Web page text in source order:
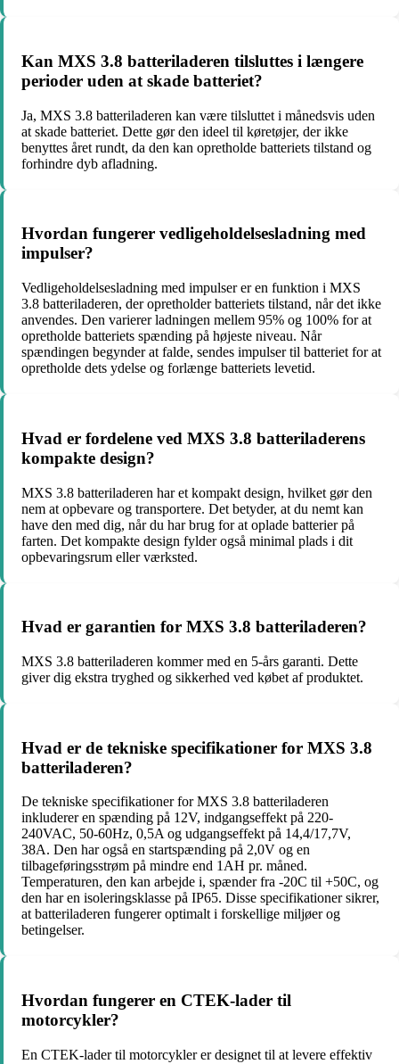
Kan MXS 3.8 batteriladeren tilsluttes i længere
perioder uden at skade batteriet?
Ja, MXS 3.8 batteriladeren kan være tilsluttet i månedsvis uden
at skade batteriet. Dette gør den ideel til køretøjer, der ikke
benyttes året rundt, da den kan opretholde batteriets tilstand og
forhindre dyb afladning.
Hvordan fungerer vedligeholdelsesladning med
impulser?
Vedligeholdelsesladning med impulser er en funktion i MXS
3.8 batteriladeren, der opretholder batteriets tilstand, når det ikke
anvendes. Den varierer ladningen mellem 95% og 100% for at
opretholde batteriets spænding på højeste niveau. Når
spændingen begynder at falde, sendes impulser til batteriet for at
opretholde dets ydelse og forlænge batteriets levetid.
Hvad er fordelene ved MXS 3.8 batteriladerens
kompakte design?
MXS 3.8 batteriladeren har et kompakt design, hvilket gør den
nem at opbevare og transportere. Det betyder, at du nemt kan
have den med dig, når du har brug for at oplade batterier på
farten. Det kompakte design fylder også minimal plads i dit
opbevaringsrum eller værksted.
Hvad er garantien for MXS 3.8 batteriladeren?
MXS 3.8 batteriladeren kommer med en 5-års garanti. Dette
giver dig ekstra tryghed og sikkerhed ved købet af produktet.
Hvad er de tekniske specifikationer for MXS 3.8
batteriladeren?
De tekniske specifikationer for MXS 3.8 batteriladeren
inkluderer en spænding på 12V, indgangseffekt på 220-
240VAC, 50-60Hz, 0,5A og udgangseffekt på 14,4/17,7V,
38A. Den har også en startspænding på 2,0V og en
tilbageføringsstrøm på mindre end 1AH pr. måned.
Temperaturen, den kan arbejde i, spænder fra -20C til +50C, og
den har en isoleringsklasse på IP65. Disse specifikationer sikrer,
at batteriladeren fungerer optimalt i forskellige miljøer og
betingelser.
Hvordan fungerer en CTEK-lader til
motorcykler?
En CTEK-lader til motorcykler er designet til at levere effektiv